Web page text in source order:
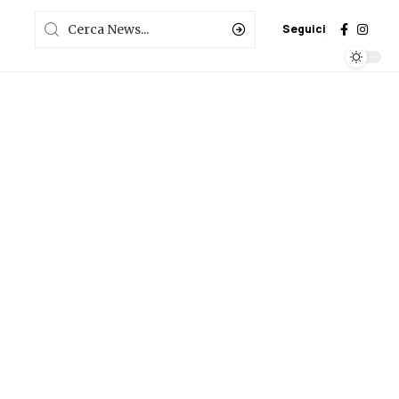
Seguici